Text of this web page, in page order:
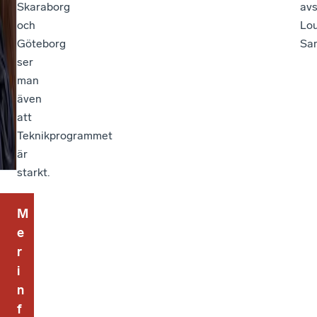
Skaraborg
och
Göteborg
ser
man
även
att
Teknikprogrammet
är
starkt.
M
e
r
i
n
f